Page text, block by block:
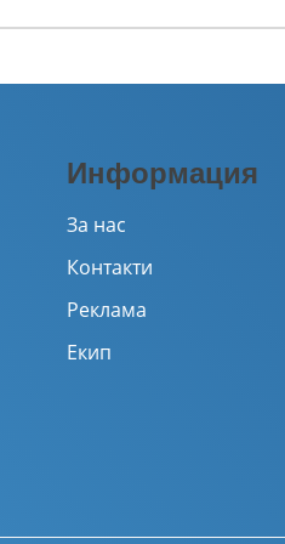
Информация
За нас
Контакти
Реклама
Екип